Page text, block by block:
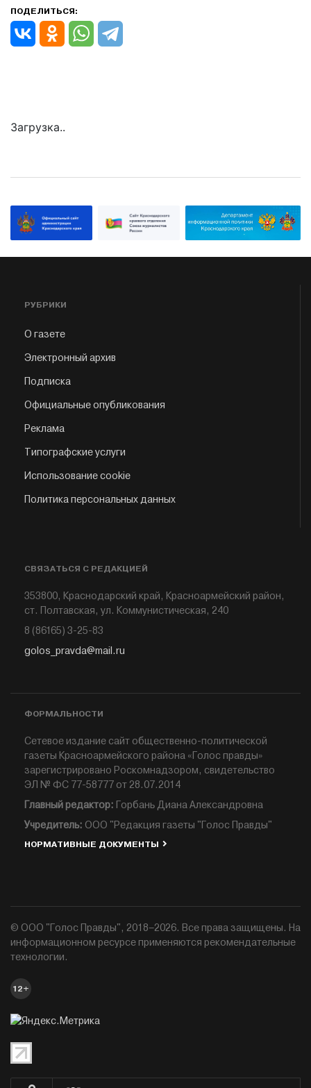
ПОДЕЛИТЬСЯ:
Загрузка..
РУБРИКИ
О газете
Электронный архив
Подписка
Официальные опубликования
Реклама
Типографские услуги
Использование cookie
Политика персональных данных
СВЯЗАТЬСЯ С РЕДАКЦИЕЙ
353800, Краснодарский край, Красноармейский район,
ст. Полтавская, ул. Коммунистическая, 240
8 (86165) 3-25-83
golos_pravda@mail.ru
ФОРМАЛЬНОСТИ
Сетевое издание сайт общественно-политической
газеты Красноармейского района «Голос правды»
зарегистрировано Роскомнадзором, свидетельство
ЭЛ № ФС 77-58777 от 28.07.2014
Главный редактор: Горбань Диана Александровна
Учредитель: ООО "Редакция газеты "Голос Правды"
НОРМАТИВНЫЕ ДОКУМЕНТЫ
© ООО "Голос Правды", 2018–2026. Все права защищены. На
информационном ресурсе применяются рекомендательные
технологии.
12+